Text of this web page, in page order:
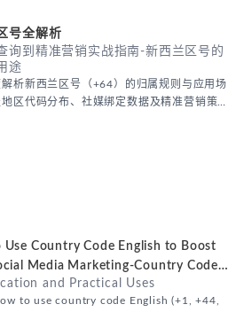
号全解析
询到精准营销实战指南-新西兰区号的
途
析新西兰区号（+64）的归属规则与应用场
区代码分布、社媒绑定数据及精准营销策
Use Country Code English to Boost
Media Marketing-Country Code
and Practical Uses
to use country code English (+1, +44,